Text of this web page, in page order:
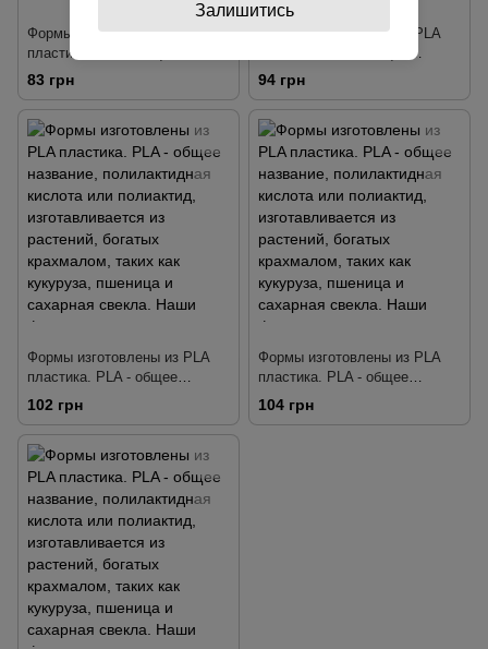
Формы изготовлены из PLA
пластика. PLA - общее
название, полилактидная
кислота или полиактид,
изготавливается из растений,
богатых крахмалом, таких как
кукуруза, пшеница и сахарная
свекла. Наши формы
тщательно разработаны так,
детализа
83 грн
Формы изготовлены из PLA
название, полилактидная
кислота или полиактид,
изготавливается из растений,
богатых крахмалом, таких как
кукуруза, пшеница и сахарная
свекла. Наши формы
тщательно разработаны так,
детализа
94 грн
Формы изготовлены из PLA
пластика. PLA - общее
название, полилактидная
кислота или полиактид,
изготавливается из растений,
богатых крахмалом, таких как
кукуруза, пшеница и сахарная
свекла. Наши формы
тщательно разработаны так,
102 грн
Формы изготовлены из PLA
пластика. PLA - общее
название, полилактидная
кислота или полиактид,
104 грн
Залишитись